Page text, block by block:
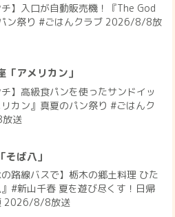
チ】入口が自動販売機！『The God
ン祭り #ごはんクラブ 2026/8/8放
「アメリカン」
チ】高級食パンを使ったサンドイッ
カン』真夏のパン祭り #ごはんク
送
そば八」
の路線バスで】栃木の郷土料理 ひた
#新山千春 夏を遊び尽くす！日帰
2026/8/8放送